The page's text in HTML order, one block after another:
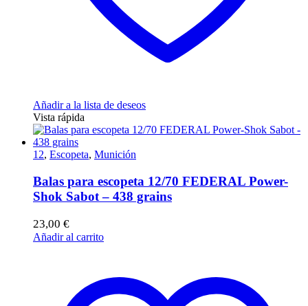
Añadir a la lista de deseos
Vista rápida
12, Escopeta, Munición
Balas para escopeta 12/70 FEDERAL Power-
Shok Sabot – 438 grains
23,00 €
Añadir al carrito